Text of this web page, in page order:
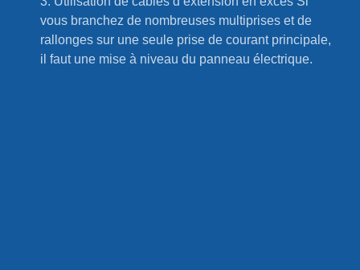
vous branchez de nombreuses multiprises et de
rallonges sur une seule prise de courant principale,
il faut une mise à niveau du panneau électrique.